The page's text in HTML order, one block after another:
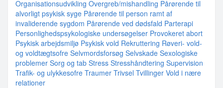
Organisationsudvikling Overgreb/mishandling Pårørende til
alvorligt psykisk syge Pårørende til person ramt af
invaliderende sygdom Pårørende ved dødsfald Parterapi
Personlighedspsykologiske undersøgelser Provokeret abort
Psykisk arbejdsmiljø Psykisk vold Rekruttering Røveri- vold-
og voldtægtsofre Selvmordsforsøg Selvskade Sexologiske
problemer Sorg og tab Stress Stresshåndtering Supervision
Trafik- og ulykkesofre Traumer Trivsel Tvillinger Vold i nære
relationer